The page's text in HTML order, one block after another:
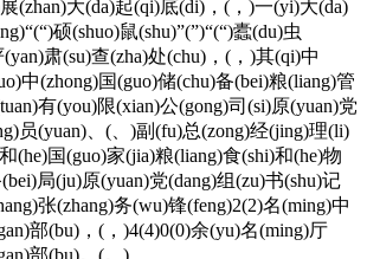
(zhan)大(da)起(qi)底(di)，(，)一(yi)大(da)
硕(shuo)鼠(shu)”(”)“(“)蠹(du)虫
(yan)肃(su)查(zha)处(chu)，(，)其(qi)中
中(zhong)国(guo)储(chu)备(bei)粮(liang)管
有(you)限(xian)公(gong)司(si)原(yuan)党
员(yuan)、(、)副(fu)总(zong)经(jing)理(li)
(he)国(guo)家(jia)粮(liang)食(shi)和(he)物
局(ju)原(yuan)党(dang)组(zu)书(shu)记
张(zhang)务(wu)锋(feng)2(2)名(ming)中
部(bu)，(，)4(4)0(0)余(yu)名(ming)厅
部(bu)。(。)